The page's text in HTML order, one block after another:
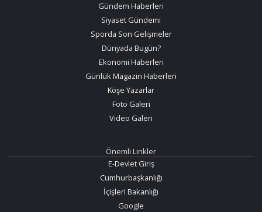
Gündem Haberleri
Siyaset Gündemi
Sporda Son Gelişmeler
Dünyada Bugün?
Ekonomi Haberleri
Günlük Magazin Haberleri
Köşe Yazarlar
Foto Galeri
Video Galeri
Önemli Linkler
E-Devlet Giriş
Cumhurbaşkanlığı
İçişleri Bakanlığı
Google